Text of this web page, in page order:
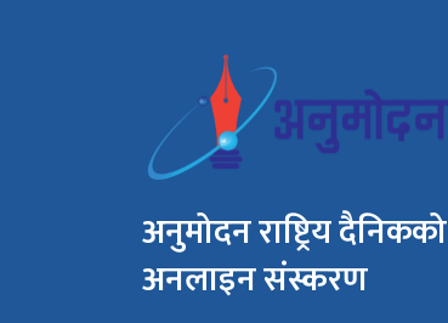
अनुमोदन राष्ट्रिय दैनिकको
अनलाइन संस्करण